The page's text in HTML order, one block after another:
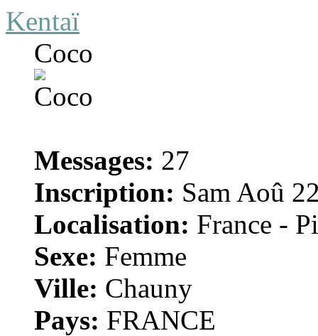
Kentaï
Coco
Messages: 27
Inscription: Sam Aoû
Localisation: France -
Sexe: Femme
Ville: Chauny
Pays: FRANCE